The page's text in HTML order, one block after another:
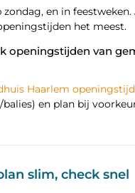
zondag, en in
het meest.
openingstijden van
Haarlem
balies) en plan bij
slim, check snel